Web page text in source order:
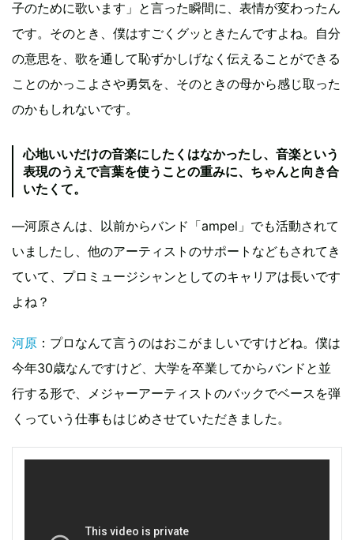
子のために歌います」と言った瞬間に、表情が変わったん
です。そのとき、僕はすごくグッときたんですよね。自分
の意思を、歌を通して恥ずかしげなく伝えることができる
ことのかっこよさや勇気を、そのときの母から感じ取った
のかもしれないです。
心地いいだけの音楽にしたくはなかったし、音楽という
表現のうえで言葉を使うことの重みに、ちゃんと向き合
いたくて。
—河原さんは、以前からバンド「ampel」でも活動されて
いましたし、他のアーティストのサポートなどもされてき
ていて、プロミュージシャンとしてのキャリアは長いです
よね？
河原 ：プロなんて言うのはおこがましいですけどね。僕は
今年30歳なんですけど、大学を卒業してからバンドと並
行する形で、メジャーアーティストのバックでベースを弾
くっていう仕事もはじめさせていただきました。